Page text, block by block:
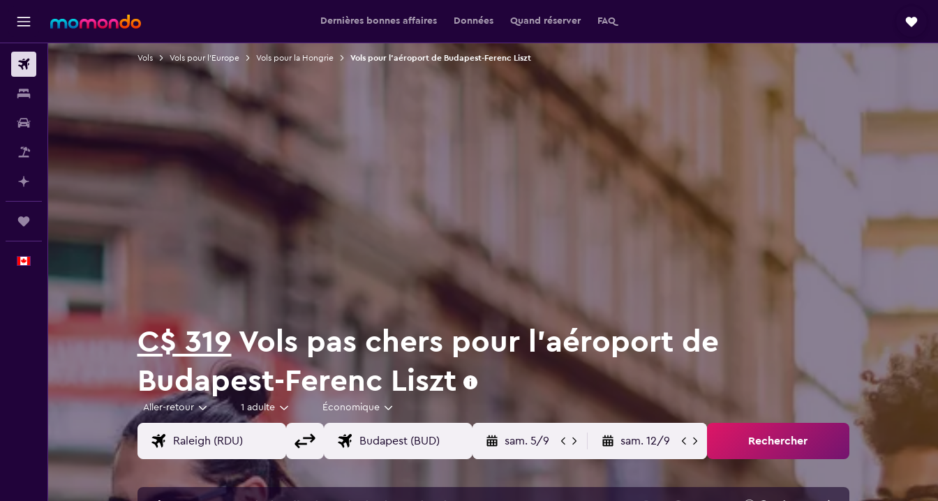
Dernières bonnes affaires Données Quand réserver FAQ
Vols Vols pour l'Europe Vols pour la Hongrie Vols pour l'aéroport de Budapest-Ferenc Liszt
C$ 319Vols pas chers pour l'aéroport de
Budapest-Ferenc Liszt
Aller-retour 1 adulte Économique
sam. 5/9 sam. 12/9 Rechercher